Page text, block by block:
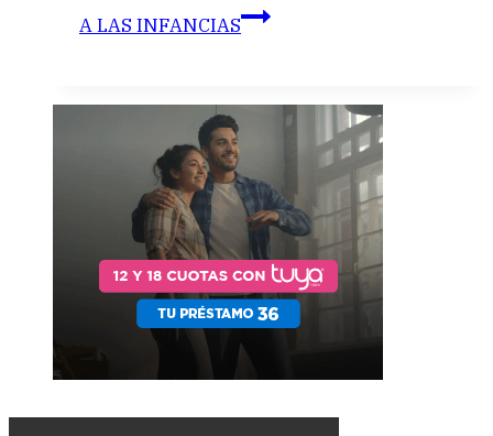
A LAS INFANCIAS